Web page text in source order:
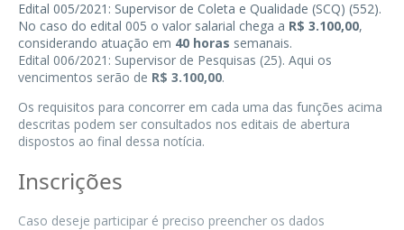
Edital 005/2021: Supervisor de Coleta e Qualidade (SCQ) (552).
No caso do edital 005 o valor salarial chega a R$ 3.100,00,
considerando atuação em 40 horas semanais.
Edital 006/2021: Supervisor de Pesquisas (25). Aqui os
vencimentos serão de R$ 3.100,00.
Os requisitos para concorrer em cada uma das funções acima
descritas podem ser consultados nos editais de abertura
dispostos ao final dessa notícia.
Inscrições
Caso deseje participar é preciso preencher os dados